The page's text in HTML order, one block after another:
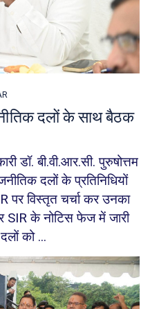
दलों के साथ बैठक
डॉ. बी.वी.आर.सी. पुरुषोत्तम
दलों के प्रतिनिधियों
विस्तृत चर्चा कर उनका
SIR के नोटिस फेज में जारी
को ...